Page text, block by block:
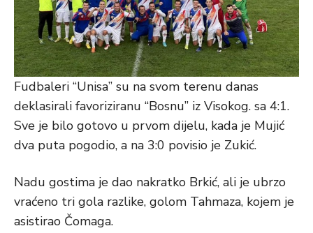
Fudbaleri “Unisa” su na svom terenu danas
deklasirali favoriziranu “Bosnu” iz Visokog. sa 4:1.
Sve je bilo gotovo u prvom dijelu, kada je Mujić
dva puta pogodio, a na 3:0 povisio je Zukić.
Nadu gostima je dao nakratko Brkić, ali je ubrzo
vraćeno tri gola razlike, golom Tahmaza, kojem je
asistirao Čomaga.